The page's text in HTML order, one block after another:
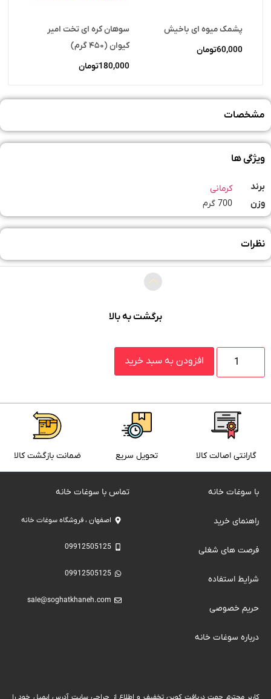
پشمک میوه ای باخیش
60,000تومان
سوهان کره ای‌ تخت امیر
کیوان (۴۵۰ گرم)
180,000تومان
مشخصات
ویژگی ها
برند
کرمانی
وزن
700 گرم
نظرات
برگشت به بالا
افزودن به سبد خرید
گارانتی اصالت کالا تحویل سریع ضمانت بازگشت کالا
با سوغات خانه
راهنمای خرید
فرصت های شغلی
شرایط استفاده
حریم خصوصی
درباره سوغات خانه
تماس با سوغات خانه
اصفهان ، فروشگاه سوغات خانه
09912505125
09912505125
sale@soghatkhaneh.com